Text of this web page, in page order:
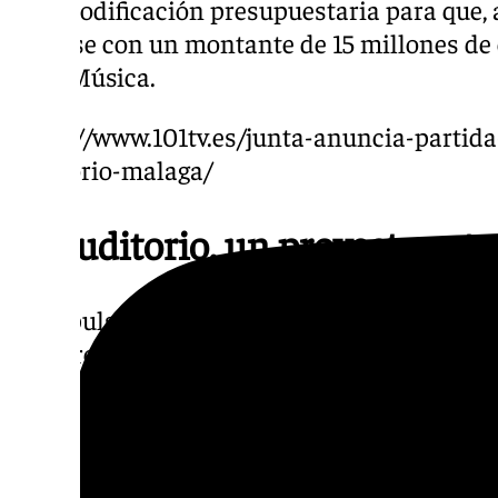
una modificación presupuestaria para
contase con un montante de 15 millones
de la Música.
https://www.101tv.es/junta-anuncia-
auditorio-malaga/
El Auditorio, un proyecto
El impulso de este proyecto, según han
se ha retomado en los últimos años ya que